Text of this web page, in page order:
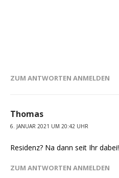
ZUM ANTWORTEN ANMELDEN
Thomas
6. JANUAR 2021 UM 20:42 UHR
Residenz? Na dann seit Ihr dabei!
ZUM ANTWORTEN ANMELDEN